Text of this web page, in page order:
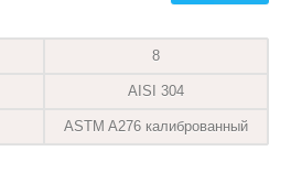
8
AISI 304
ASTM A276 калиброванный